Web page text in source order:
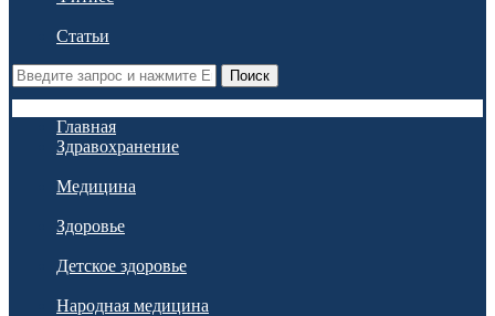
Статьи
Поиск
Главная
Здравохранение
Медицина
Здоровье
Детское здоровье
Народная медицина